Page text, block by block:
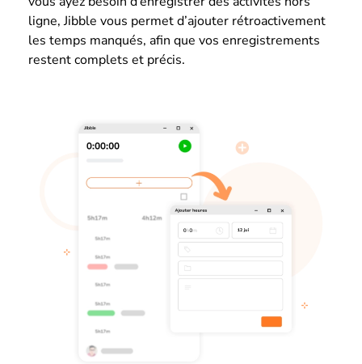
ligne, Jibble vous permet d’ajouter rétroactivement
les temps manqués, afin que vos enregistrements
restent complets et précis.